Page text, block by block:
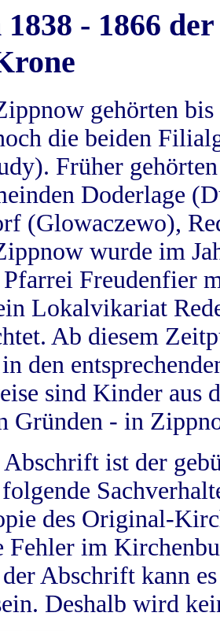
1838 - 1866
gehörten
die beiden
Früher
Doderlage
(Glowaczewo),
wurde im
Pfarrei Freudenfier
Lokalvikariat
Ab diesem
den
sind Kinder aus
Gründen - in
ist der
des Original-
Fehler im
Abschrift kann
Deshalb wird